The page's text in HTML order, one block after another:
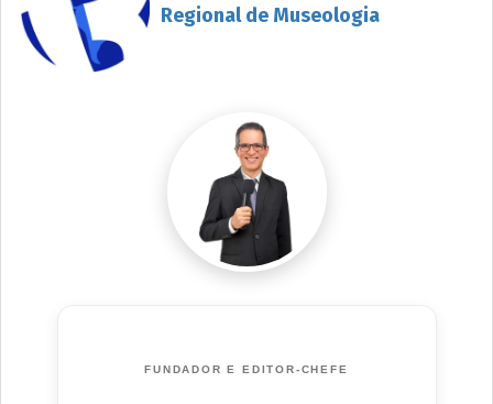
Regional de Museologia
FUNDADOR E EDITOR-CHEFE